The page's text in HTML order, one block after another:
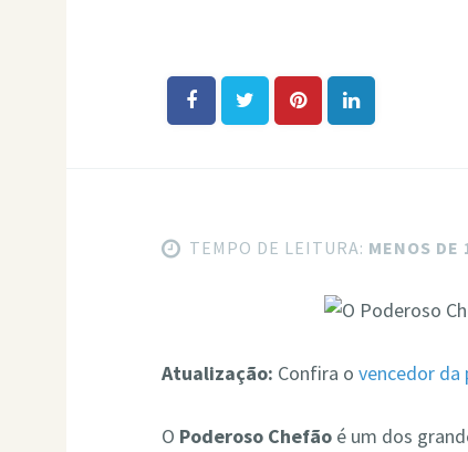
TEMPO DE LEITURA: MENOS DE
Atualização: Confira ovencedor da
O Poderoso Chefão é um dos